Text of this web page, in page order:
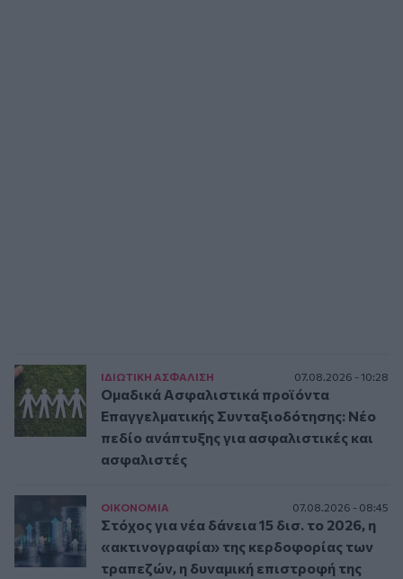
ΙΔΙΩΤΙΚΗ ΑΣΦAΛΙΣΗ 07.08.2026 - 10:28
Ομαδικά Ασφαλιστικά προϊόντα
Επαγγελματικής Συνταξιοδότησης: Νέο
πεδίο ανάπτυξης για ασφαλιστικές και
ασφαλιστές
ΟΙΚΟΝΟΜΙΑ 07.08.2026 - 08:45
Στόχος για νέα δάνεια 15 δισ. το 2026, η
«ακτινογραφία» της κερδοφορίας των
τραπεζών, η δυναμική επιστροφή της